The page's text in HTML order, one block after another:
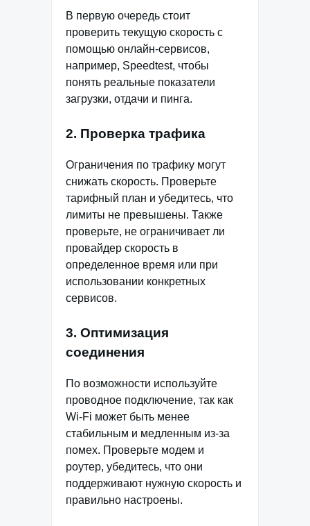
В первую очередь стоит
проверить текущую скорость с
помощью онлайн-сервисов,
например, Speedtest, чтобы
понять реальные показатели
загрузки, отдачи и пинга.
2. Проверка трафика
Ограничения по трафику могут
снижать скорость. Проверьте
тарифный план и убедитесь, что
лимиты не превышены. Также
проверьте, не ограничивает ли
провайдер скорость в
определенное время или при
использовании конкретных
сервисов.
3. Оптимизация
соединения
По возможности используйте
проводное подключение, так как
Wi-Fi может быть менее
стабильным и медленным из-за
помех. Проверьте модем и
роутер, убедитесь, что они
поддерживают нужную скорость и
правильно настроены.